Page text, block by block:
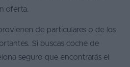
oferta.
de particulares o de los
Si buscas coche de
seguro que encontrarás el